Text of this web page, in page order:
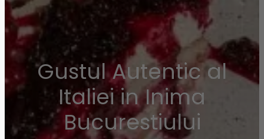
Gustul Autentic al
Italiei in Inima
Bucurestiului